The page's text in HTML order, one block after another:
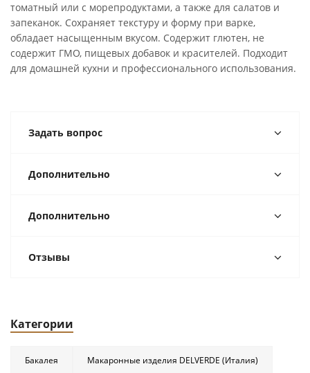
томатный или с морепродуктами, а также для салатов и
запеканок. Сохраняет текстуру и форму при варке,
обладает насыщенным вкусом. Содержит глютен, не
содержит ГМО, пищевых добавок и красителей. Подходит
для домашней кухни и профессионального использования.
Задать вопрос
Дополнительно
Дополнительно
Отзывы
Категории
Бакалея Макаронные изделия DELVERDE (Италия)